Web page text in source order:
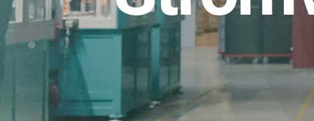
NEO CEE: Energieverteilung mit
effizient in der Installation,